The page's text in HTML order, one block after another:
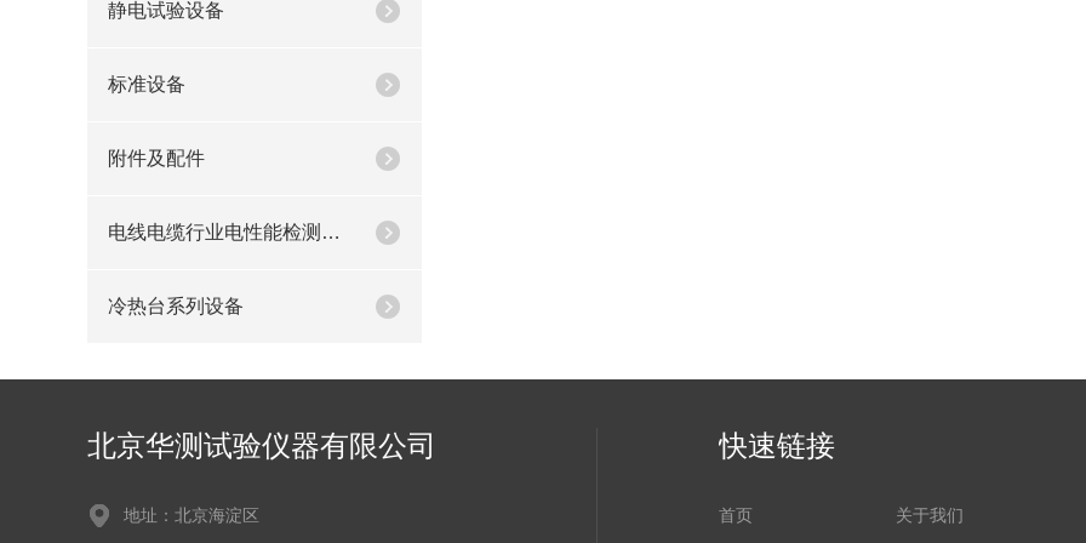
静电试验设备
标准设备
附件及配件
电线电缆行业电性能检测设备
冷热台系列设备
北京华测试验仪器有限公司
地址：北京海淀区
快速链接
首页 关于我们